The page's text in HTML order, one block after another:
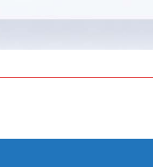
siz yapın!